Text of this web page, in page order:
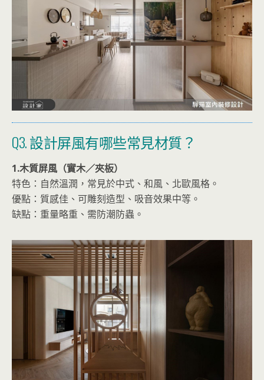
Q3. 設計屏風有哪些常見材質？
1.木質屏風（實木／夾板）
特色：自然溫潤，常見於中式、和風、北歐風格。
優點：質感佳、可雕刻造型、吸音效果中等。
缺點：重量略重、需防潮防蟲。